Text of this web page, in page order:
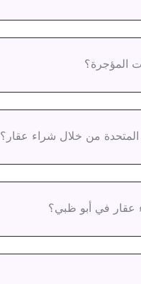
المؤجرة؟
المتحدة من خلال شراء عقار؟
عقار في أبو ظبي؟